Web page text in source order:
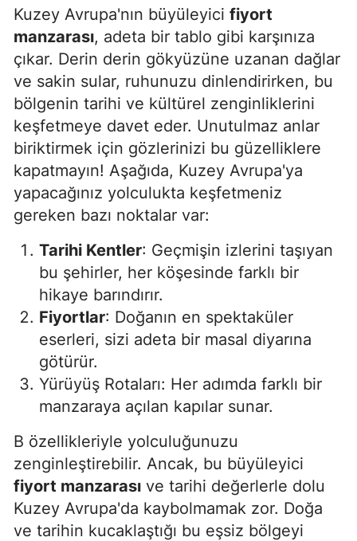
Muğla
Muş
Nevşehir
Niğde
Ordu
Rize
Samsun
Sinop
Tekirdağ
Trabzon
Tunceli
Şanlıurfa
Kuzey Avrupa'nın büyüleyici fiyort
manzarası, adeta bir tablo gibi karşınıza
çıkar. Derin derin gökyüzüne uzanan dağlar
ve sakin sular, ruhunuzu dinlendirirken, bu
bölgenin tarihi ve kültürel zenginliklerini
keşfetmeye davet eder. Unutulmaz anlar
biriktirmek için gözlerinizi bu güzelliklere
kapatmayın! Aşağıda, Kuzey Avrupa'ya
yapacağınız yolculukta keşfetmeniz
gereken bazı noktalar var:
Tarihi Kentler: Geçmişin izlerini taşıyan
bu şehirler, her köşesinde farklı bir
hikaye barındırır.
Fiyortlar: Doğanın en spektaküler
eserleri, sizi adeta bir masal diyarına
götürür.
Yürüyüş Rotaları: Her adımda farklı bir
manzaraya açılan kapılar sunar.
B özellikleriyle yolculuğunuzu
zenginleştirebilir. Ancak, bu büyüleyici
fiyort manzarası ve tarihi değerlerle dolu
Kuzey Avrupa'da kaybolmamak zor. Doğa
ve tarihin kucaklaştığı bu eşsiz bölgeyi